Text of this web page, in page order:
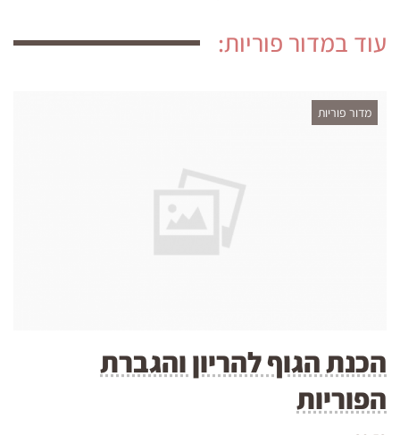
עוד במדור פוריות:
מדור פוריות
הכנת הגוף להריון והגברת
הפוריות